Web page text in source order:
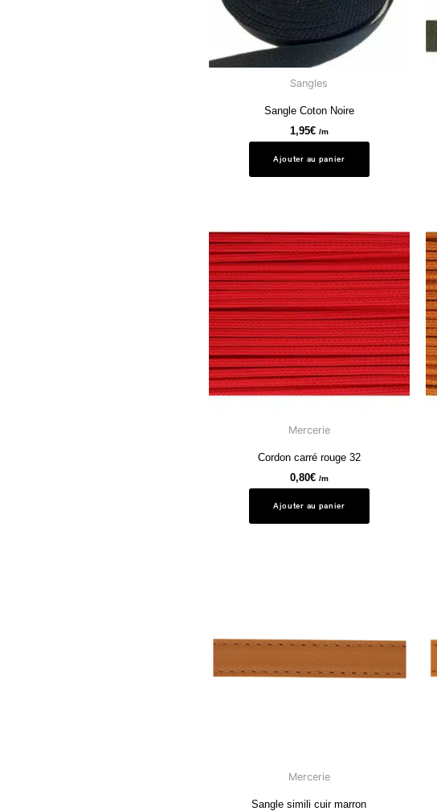
Sangles
Sangle Coton Noire
1,95€ /m
Ajouter au panier
Mercerie
Cordon carré rouge 32
0,80€ /m
Ajouter au panier
Mercerie
Sangle simili cuir marron